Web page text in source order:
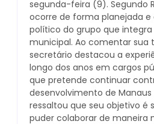
segunda-feira (9). Segundo
ocorre de forma planejada e
político do grupo que
municipal. Ao comentar sua
secretário destacou a
longo dos anos em cargos
que pretende continuar
desenvolvimento de Manaus
ressaltou que seu objetivo é
puder colaborar de maneira